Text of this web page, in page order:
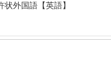
外国語【英語】